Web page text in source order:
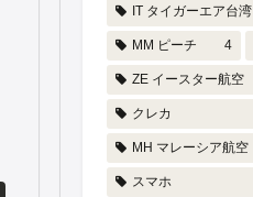
IT タイガーエア台湾
MM ピーチ 4
ZE イースター航空
クレカ
MH マレーシア航空
スマホ